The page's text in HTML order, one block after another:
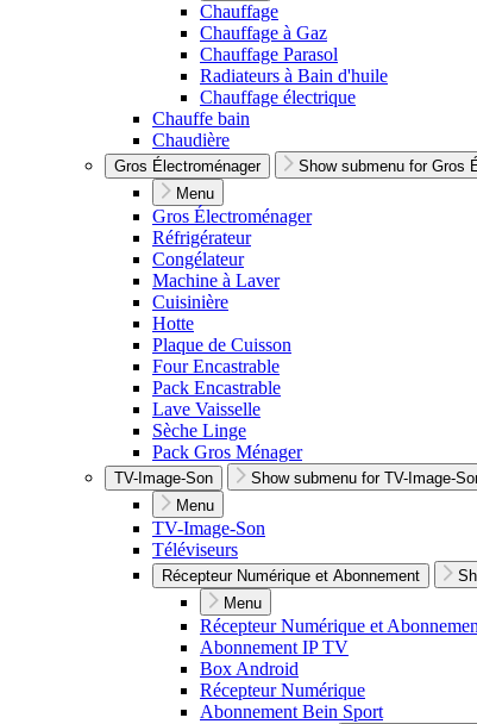
Chauffage
Chauffage à Gaz
Chauffage Parasol
Radiateurs à Bain d'huile
Chauffage électrique
Chauffe bain
Chaudière
Gros Électroménager
Show submenu for Gros
Menu
Gros Électroménager
Réfrigérateur
Congélateur
Machine à Laver
Cuisinière
Hotte
Plaque de Cuisson
Four Encastrable
Pack Encastrable
Lave Vaisselle
Sèche Linge
Pack Gros Ménager
TV-Image-Son
Show submenu for TV-Image-
Menu
TV-Image-Son
Téléviseurs
Récepteur Numérique et Abonnement
Menu
Récepteur Numérique et
Abonnement IP TV
Box Android
Récepteur Numérique
Abonnement Bein Sport